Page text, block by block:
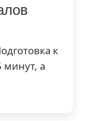
к
минут, а